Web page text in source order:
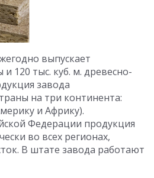
выпускает
и 120 тыс. куб. м. древесно-
завода
на три континента:
и Африку).
Федерации продукция
во всех регионах,
В штате завода работают